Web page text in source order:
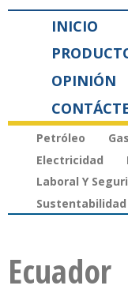
INICIO
OPINIÓN
Petróleo
Electricidad
Laboral Y
Sustentabilidad
Ecuador